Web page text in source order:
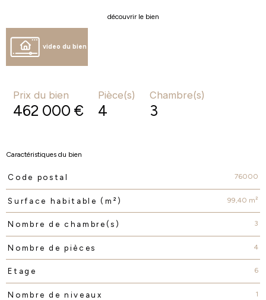
découvrir le bien
video du bien
Prix du bien
462 000 €
Pièce(s)
4
Chambre(s)
3
Caractéristiques du bien
Caractéristiques Valeurs
Code postal 76000
Surface habitable (m²) 99,40 m²
Nombre de chambre(s) 3
Nombre de pièces 4
Etage 6
Nombre de niveaux 1